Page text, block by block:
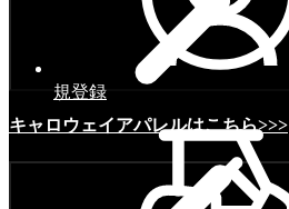
キャロウェイアパレルはこちら>>>
規登録